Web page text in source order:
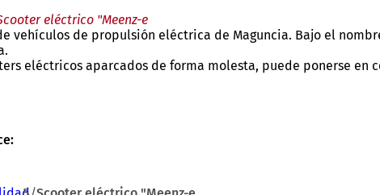
eléctrico "Meenz-e
de propulsión eléctrica de Maguncia. Bajo el
eléctricos aparcados de forma molesta, puede ponerse en